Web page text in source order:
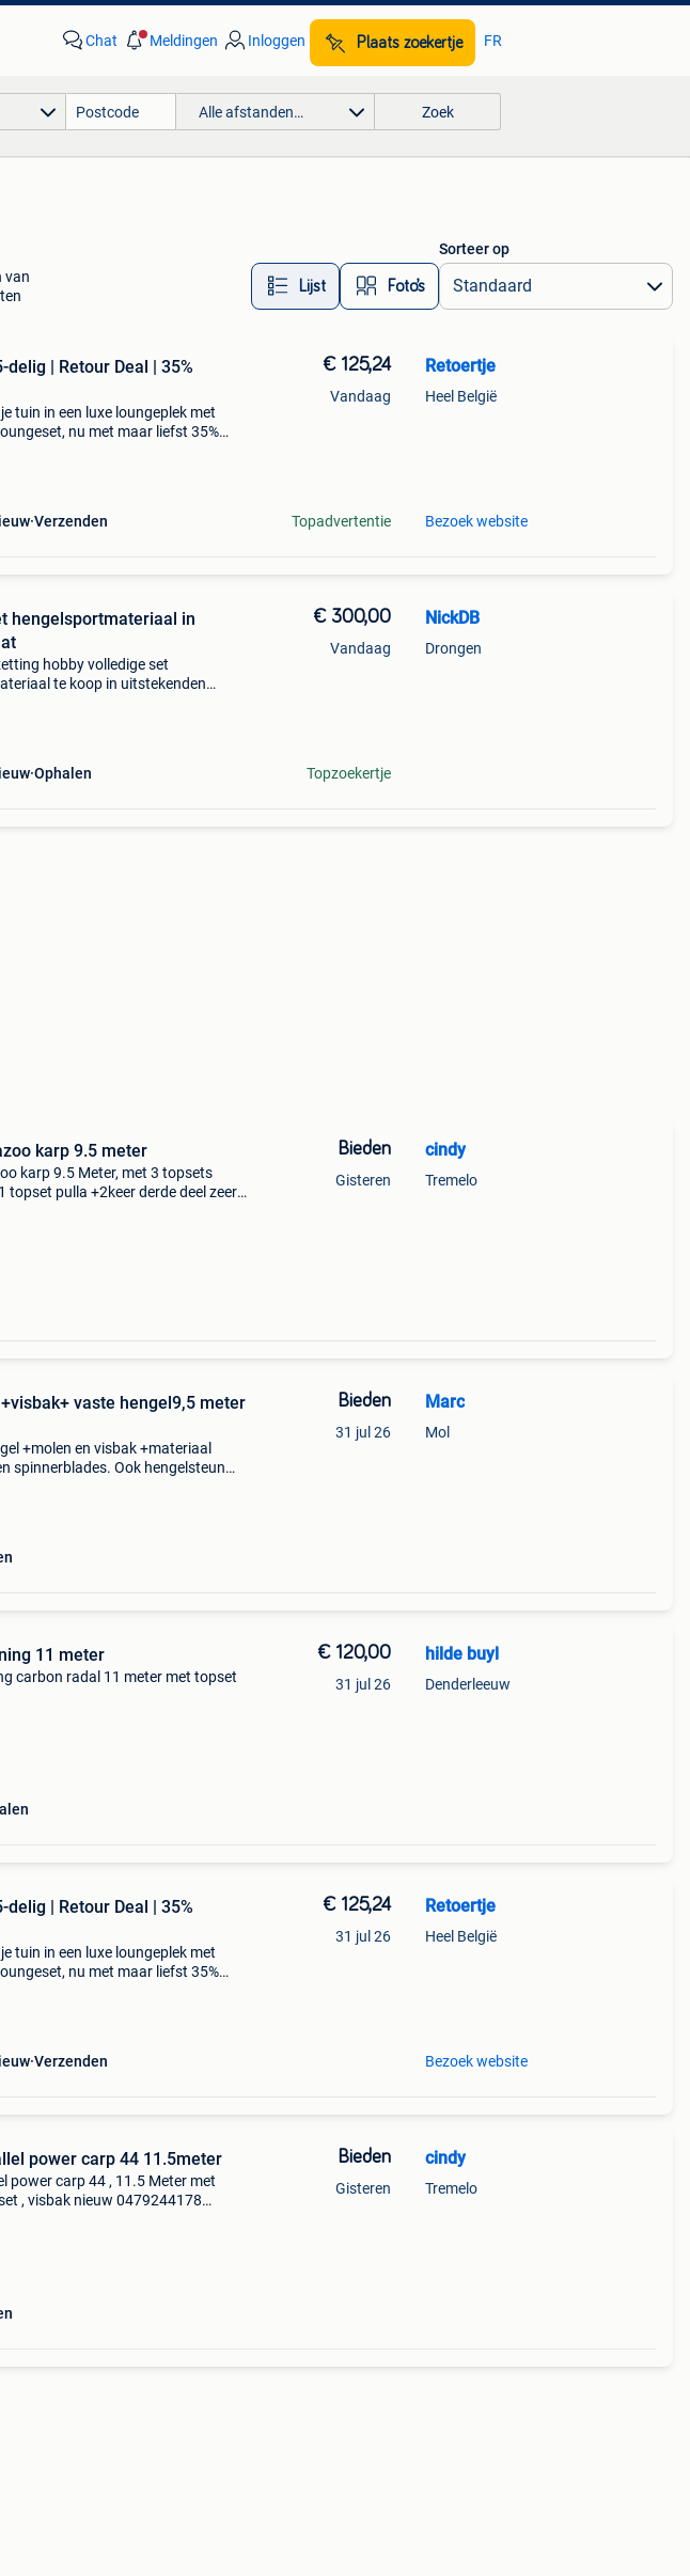
Chat Meldingen Inloggen Plaats zoekertje FR
Alle afstanden… Zoek
van
Lijst Foto’s
Sorteer op
delig | Retour Deal | 35%
tuin in een luxe loungeplek met
nu met maar liefst 35%
Verzenden
€ 125,24
Vandaag
Topadvertentie
Retoertje
Heel België
Bezoek website
hengelsportmateriaal in
hobby volledige set
te koop in uitstekenden
Ophalen
€ 300,00
Vandaag
Topzoekertje
NickDB
Drongen
karp 9.5 meter
karp 9.5 Meter, met 3 topsets
topset pulla +2keer derde deel zeer
Bieden
Gisteren
cindy
Tremelo
vaste hengel9,5 meter
+molen en visbak +materiaal
spinnerblades. Ook hengelsteun
Bieden
31 jul 26
Marc
Mol
11 meter
carbon radal 11 meter met topset
€ 120,00
31 jul 26
hilde buyl
Denderleeuw
delig | Retour Deal | 35%
tuin in een luxe loungeplek met
nu met maar liefst 35%
Verzenden
€ 125,24
31 jul 26
Retoertje
Heel België
Bezoek website
sensas parallel power carp 44 11.5meter
power carp 44 , 11.5 Meter met
, visbak nieuw 0479244178
Bieden
Gisteren
cindy
Tremelo